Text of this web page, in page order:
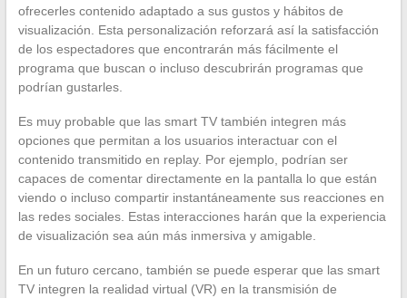
ofrecerles contenido adaptado a sus gustos y hábitos de
visualización. Esta personalización reforzará así la satisfacción
de los espectadores que encontrarán más fácilmente el
programa que buscan o incluso descubrirán programas que
podrían gustarles.
Es muy probable que las smart TV también integren más
opciones que permitan a los usuarios interactuar con el
contenido transmitido en replay. Por ejemplo, podrían ser
capaces de comentar directamente en la pantalla lo que están
viendo o incluso compartir instantáneamente sus reacciones en
las redes sociales. Estas interacciones harán que la experiencia
de visualización sea aún más inmersiva y amigable.
En un futuro cercano, también se puede esperar que las smart
TV integren la realidad virtual (VR) en la transmisión de